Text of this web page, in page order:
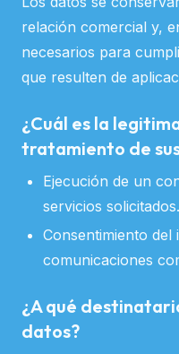
relación comercial y,
necesarios para
que resulten de
¿Cuál es la
tratamiento de
Ejecución de un
servicios solicitados.
Consentimiento del
comunicaciones
¿A qué
datos?